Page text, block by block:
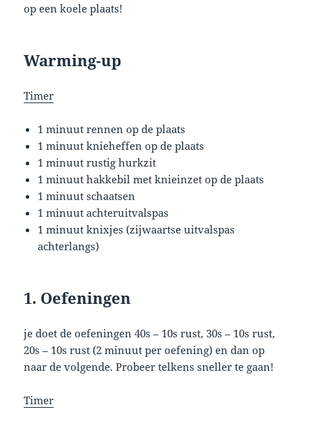
op een koele plaats!
Warming-up
Timer
1 minuut rennen op de plaats
1 minuut knieheffen op de plaats
1 minuut rustig hurkzit
1 minuut hakkebil met knieinzet op de plaats
1 minuut schaatsen
1 minuut achteruitvalspas
1 minuut knixjes (zijwaartse uitvalspas
achterlangs)
1. Oefeningen
je doet de oefeningen 40s – 10s rust, 30s – 10s rust,
20s – 10s rust (2 minuut per oefening) en dan op
naar de volgende. Probeer telkens sneller te gaan!
Timer